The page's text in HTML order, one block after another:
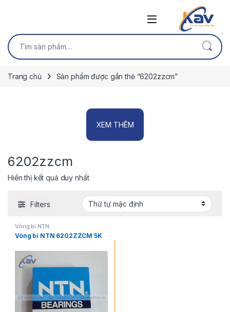
Tìm kiếm:
Trang chủ Sản phẩm được gắn thẻ “6202zzcm”
XEM THÊM
6202zzcm
Hiển thị kết quả duy nhất
Filters
Vòng bi NTN
Vòng bi NTN 6202ZZCM 5K